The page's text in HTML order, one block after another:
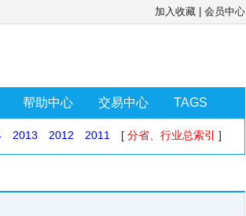
加入收藏 会员中心
帮助中心 交易中心 TAGS
2013 2012 2011 [ 分省、行业总索引 ]